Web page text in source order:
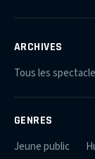
ARCHIVES
Tous les
GENRES
Jeune public